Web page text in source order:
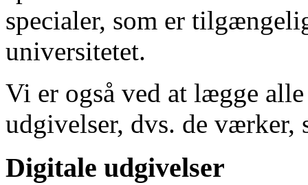
specialer, som er
universitetet.
Vi er også ved at lægge
udgivelser, dvs. de værker,
Digitale udgivelser